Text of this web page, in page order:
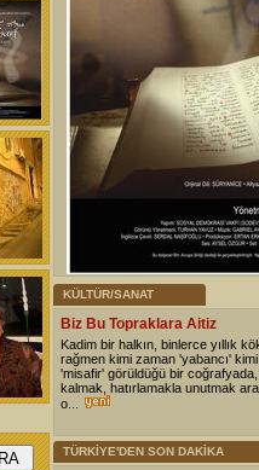
KÜLTÜR/SANAT
Biz Bu Topraklara Aitiz
Kadim bir halkın, binlerce yıllık
rağmen kimi zaman 'yabancı'
'misafir' görüldüğü bir
kalmak, hatırlamakla unutmak
o...
TÜRKİYE'DEN SON DAKİKA